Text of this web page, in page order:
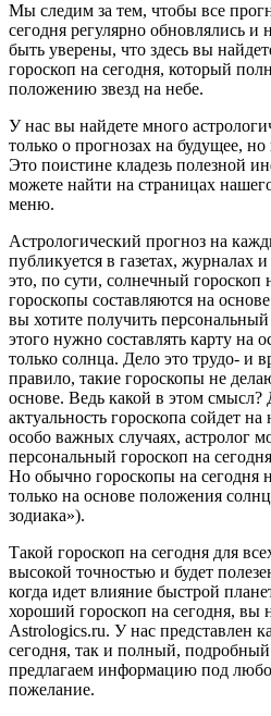
Мы следим за тем, чтобы все
сегодня регулярно обновлялись
быть уверены, что здесь вы
гороскоп на сегодня, который
положению звезд на небе.
У нас вы найдете много
только о прогнозах на будущее,
Это поистине кладезь полезной
можете найти на страницах
меню.
Астрологический прогноз на
публикуется в газетах, журналах
это, по сути, солнечный гороскоп
гороскопы составляются на
вы хотите получить
этого нужно составлять карту на
только солнца. Дело это трудо- и
правило, такие гороскопы не
основе. Ведь какой в этом смысл?
актуальность гороскопа сойдет
особо важных случаях, астролог
персональный гороскоп на
Но обычно гороскопы на сегодня
только на основе положения
зодиака»).
Такой гороскоп на сегодня для
высокой точностью и будет
когда идет влияние быстрой
хороший гороскоп на сегодня, вы
Astrologics.ru. У нас представлен
сегодня, так и полный,
предлагаем информацию под
пожелание.